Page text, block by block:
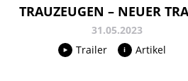
TRAUZEUGEN – NEUER
31.05.2023
Trailer
Artikel